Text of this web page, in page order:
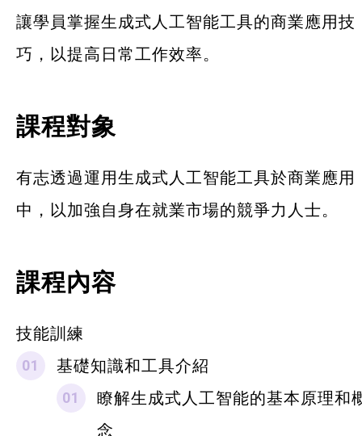
讓學員掌握生成式人工智能工具的商業應用技
巧，以提高日常工作效率。
課程對象
有志透過運用生成式人工智能工具於商業應用
中，以加強自身在就業市場的競爭力人士。
課程內容
技能訓練
基礎知識和工具介紹
瞭解生成式人工智能的基本原理和
念